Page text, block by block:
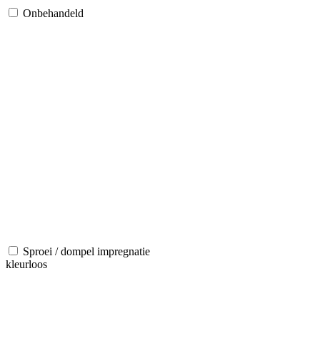
Onbehandeld
Sproei / dompel impregnatie
kleurloos